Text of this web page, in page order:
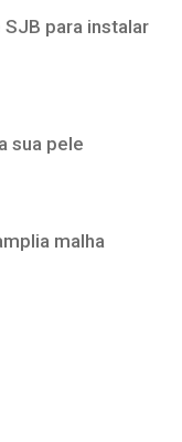
para instalar
sua pele
malha